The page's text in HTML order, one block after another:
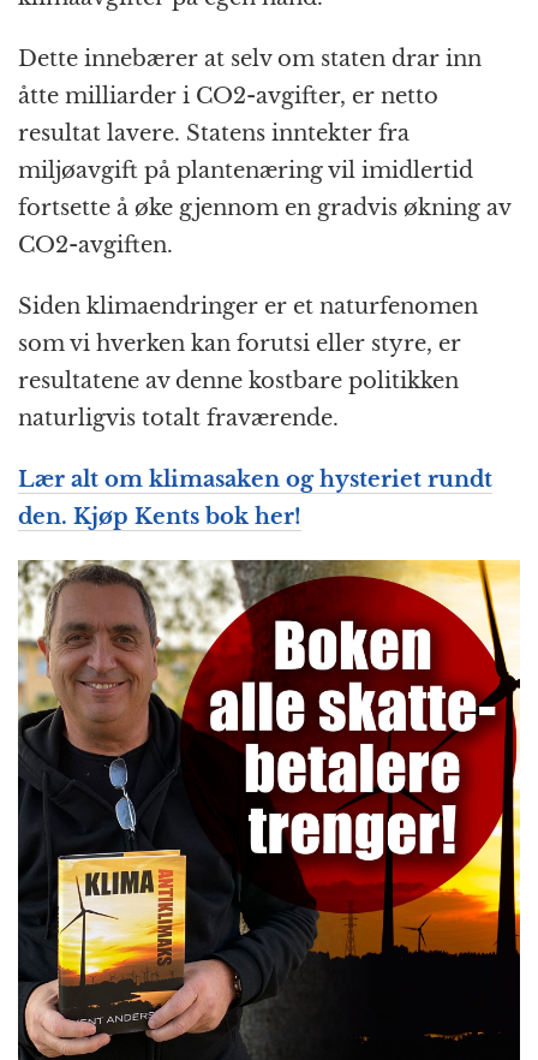
Dette innebærer at selv om staten drar inn
åtte milliarder i CO2-avgifter, er netto
resultat lavere. Statens inntekter fra
miljøavgift på plantenæring vil imidlertid
fortsette å øke gjennom en gradvis økning av
CO2-avgiften.
Siden klimaendringer er et naturfenomen
som vi hverken kan forutsi eller styre, er
resultatene av denne kostbare politikken
naturligvis totalt fraværende.
Lær alt om klimasaken og hysteriet rundt
den. Kjøp Kents bok her!